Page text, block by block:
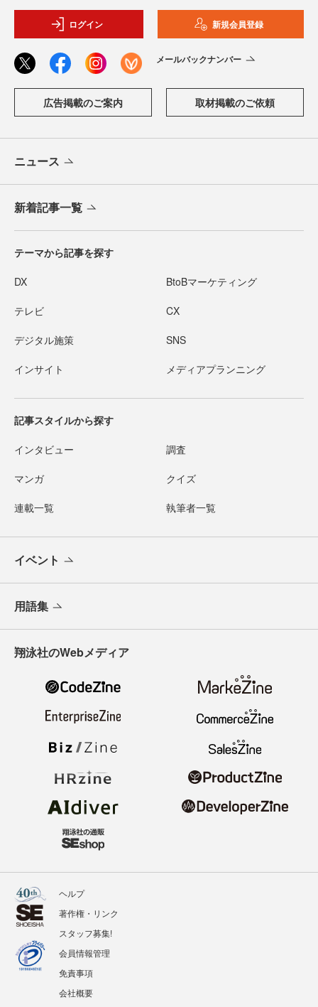
ログイン 新規会員登録
メールバックナンバー
広告掲載のご案内 取材掲載のご依頼
ニュース
新着記事一覧
テーマから記事を探す
DX BtoBマーケティング
テレビ CX
デジタル施策 SNS
インサイト メディアプランニング
記事スタイルから探す
インタビュー 調査
マンガ クイズ
連載一覧 執筆者一覧
イベント
用語集
翔泳社のWebメディア
ヘルプ
著作権・リンク
スタッフ募集!
会員情報管理
免責事項
会社概要